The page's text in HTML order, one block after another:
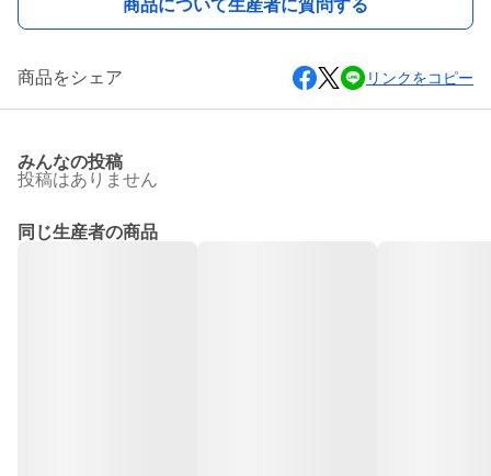
商品について生産者に質問する
商品をシェア リンクをコピー
みんなの投稿
投稿はありません
同じ生産者の商品